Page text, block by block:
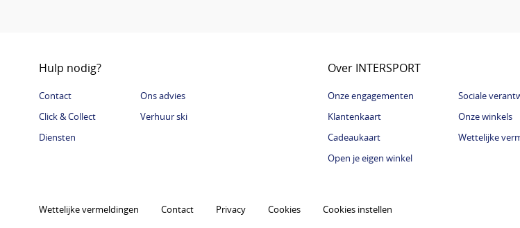
Hulp nodig?
Contact
Click & Collect
Diensten
Ons advies
Verhuur ski
Over INTERSPORT
Onze engagementen
Klantenkaart
Cadeaukaart
Open je eigen winkel
Sociale
Onze winkels
Wettelijke
Wettelijke vermeldingen Contact Privacy Cookies Cookies instellen